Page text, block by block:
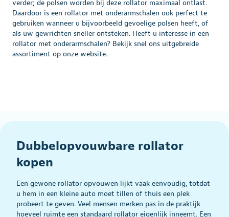
verder; de polsen worden bij deze rollator maximaal ontlast.
Daardoor is een rollator met onderarmschalen ook perfect te
gebruiken wanneer u bijvoorbeeld gevoelige polsen heeft, of
als uw gewrichten sneller ontsteken. Heeft u interesse in een
rollator met onderarmschalen? Bekijk snel ons uitgebreide
assortiment op onze website.
Dubbelopvouwbare rollator
kopen
Een gewone rollator opvouwen lijkt vaak eenvoudig, totdat
u hem in een kleine auto moet tillen of thuis een plek
probeert te geven. Veel mensen merken pas in de praktijk
hoeveel ruimte een standaard rollator eigenlijk inneemt. Een